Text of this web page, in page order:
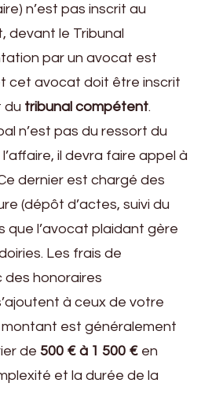
n’est pas inscrit au
devant le Tribunal
par un avocat est
cet avocat doit être inscrit
du tribunal compétent.
n’est pas du ressort du
il devra faire appel à
dernier est chargé des
(dépôt d’actes, suivi du
que l’avocat plaidant gère
Les frais de
honoraires
à ceux de votre
est généralement
de 500 € à 1 500 € en
et la durée de la